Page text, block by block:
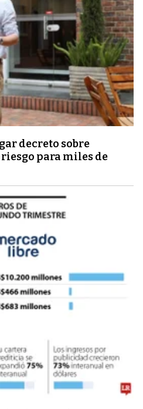
decreto sobre
para miles de